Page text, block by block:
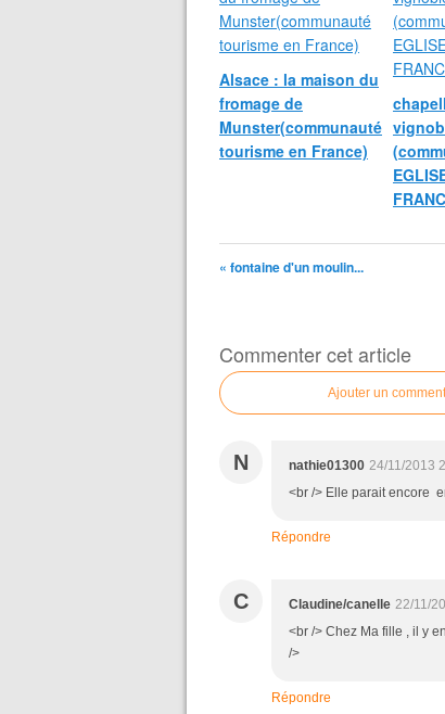
Alsace : la maison du
fromage de
Munster(communauté
tourisme en France)
« fontaine d'un moulin...
Commenter cet article
Ajouter un
N nathie01300 24/11/2013
<br /> Elle parait encore
Répondre
C Claudine/canelle 22/11/
<br /> Chez Ma fille , il y
/>
Répondre